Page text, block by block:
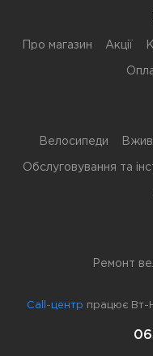
Про магазин Акції
Велосипеди
Обслуговування та
Ремонт
Call-центр працює Вт-